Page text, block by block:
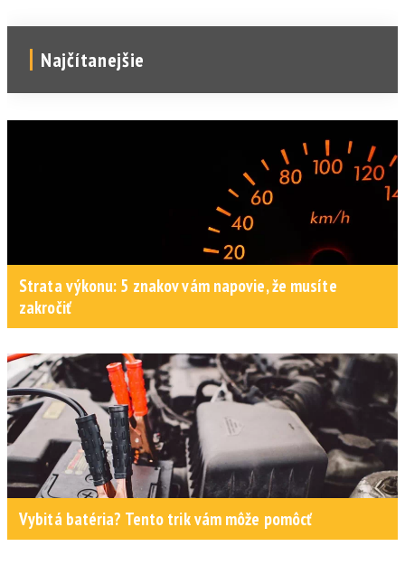
Najčítanejšie
Strata výkonu: 5 znakov vám napovie, že musíte
zakročiť
Vybitá batéria? Tento trik vám môže pomôcť